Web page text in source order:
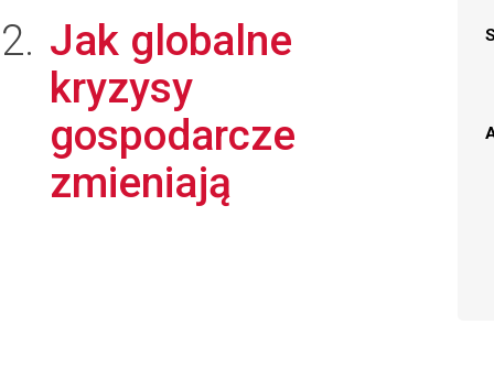
Jak globalne
kryzysy
gospodarcze
zmieniają